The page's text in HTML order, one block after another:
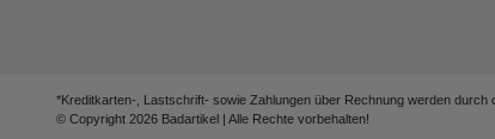
*Kreditkarten-, Lastschrift- sowie Zahlungen über Rechnung werden
© Copyright 2026 Badartikel | Alle Rechte vorbehalten!